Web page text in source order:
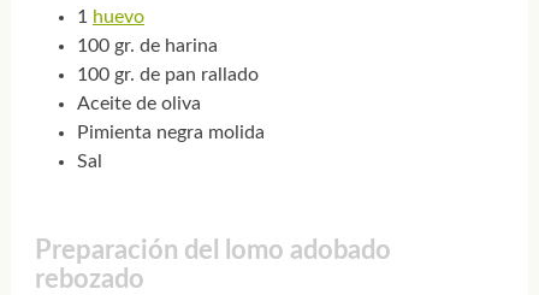
1
huevo
100 gr. de harina
100 gr. de pan rallado
Aceite de oliva
Pimienta negra molida
Sal
Preparación del lomo adobado
rebozado